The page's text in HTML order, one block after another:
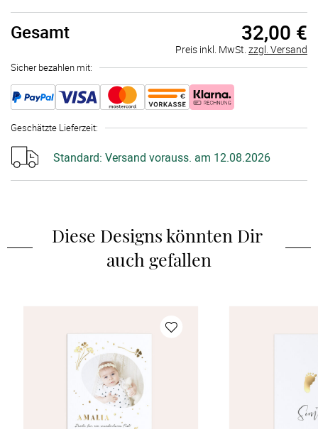
Gesamt 32,00 €
Preis inkl. MwSt. zzgl. Versand
Sicher bezahlen mit:
Geschätzte Lieferzeit:
Standard: Versand vorauss. am 12.08.2026
Diese Designs könnten Dir
auch gefallen